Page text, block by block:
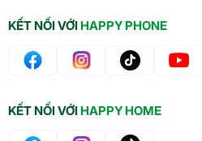
KẾT NỐI VỚIHAPPY PHONE
KẾT NỐI VỚIHAPPY HOME